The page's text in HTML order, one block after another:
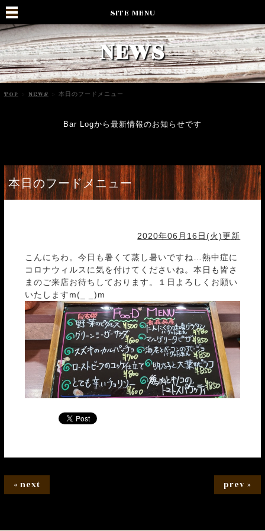
SITE MENU
NEWS
TOP > NEWS > 本日のフードメニュー
Bar Logから最新情報のお知らせです
本日のフードメニュー
2020年06月16日(火)更新
こんにちわ。今日も暑くて蒸し暑いですね…熱中症に
コロナウィルスに気を付けてくださいね。本日も皆さ
まのご来店お待ちしております。１日よろしくお願い
いたしますm(_ _)m
« next prev »